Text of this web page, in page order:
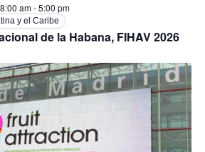
de la Habana, FIHAV 2026
8:00 am-5:00 pm
y el Caribe